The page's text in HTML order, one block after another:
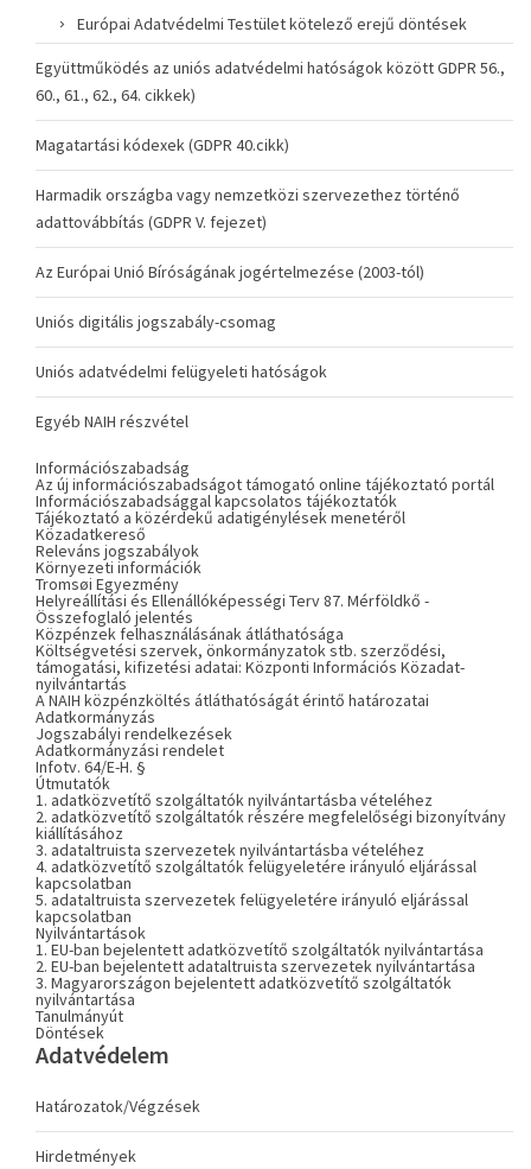
Európai Adatvédelmi Testület kötelező erejű döntések
Együttműködés az uniós adatvédelmi hatóságok között GDPR 56.,
60., 61., 62., 64. cikkek)
Magatartási kódexek (GDPR 40.cikk)
Harmadik országba vagy nemzetközi szervezethez történő
adattovábbítás (GDPR V. fejezet)
Az Európai Unió Bíróságának jogértelmezése (2003-tól)
Uniós digitális jogszabály-csomag
Uniós adatvédelmi felügyeleti hatóságok
Egyéb NAIH részvétel
Információszabadság
Az új információszabadságot támogató online tájékoztató portál
Információszabadsággal kapcsolatos tájékoztatók
Tájékoztató a közérdekű adatigénylések menetéről
Közadatkereső
Releváns jogszabályok
Környezeti információk
Tromsøi Egyezmény
Helyreállítási és Ellenállóképességi Terv 87. Mérföldkő -
Összefoglaló jelentés
Közpénzek felhasználásának átláthatósága
Költségvetési szervek, önkormányzatok stb. szerződési,
támogatási, kifizetési adatai: Központi Információs Közadat-
nyilvántartás
A NAIH közpénzköltés átláthatóságát érintő határozatai
Adatkormányzás
Jogszabályi rendelkezések
Adatkormányzási rendelet
Infotv. 64/E-H. §
Útmutatók
1. adatközvetítő szolgáltatók nyilvántartásba vételéhez
2. adatközvetítő szolgáltatók részére megfelelőségi bizonyítvány
kiállításához
3. adataltruista szervezetek nyilvántartásba vételéhez
4. adatközvetítő szolgáltatók felügyeletére irányuló eljárással
kapcsolatban
5. adataltruista szervezetek felügyeletére irányuló eljárással
kapcsolatban
Nyilvántartások
1. EU-ban bejelentett adatközvetítő szolgáltatók nyilvántartása
2. EU-ban bejelentett adataltruista szervezetek nyilvántartása
3. Magyarországon bejelentett adatközvetítő szolgáltatók
nyilvántartása
Tanulmányút
Döntések
Adatvédelem
Határozatok/Végzések
Hirdetmények